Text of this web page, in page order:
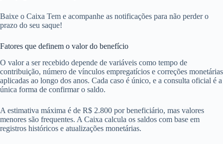
Baixe o Caixa Tem e acompanhe as notificações para não perder o
prazo do seu saque!
Fatores que definem o valor do benefício
O valor a ser recebido depende de variáveis como tempo de
contribuição, número de vínculos empregatícios e correções monetárias
aplicadas ao longo dos anos. Cada caso é único, e a consulta oficial é a
única forma de confirmar o saldo.
A estimativa máxima é de R$ 2.800 por beneficiário, mas valores
menores são frequentes. A Caixa calcula os saldos com base em
registros históricos e atualizações monetárias.